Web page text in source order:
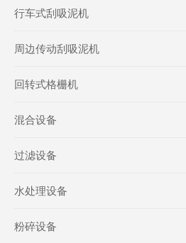
行车式刮吸泥机
周边传动刮吸泥机
回转式格栅机
混合设备
过滤设备
水处理设备
粉碎设备